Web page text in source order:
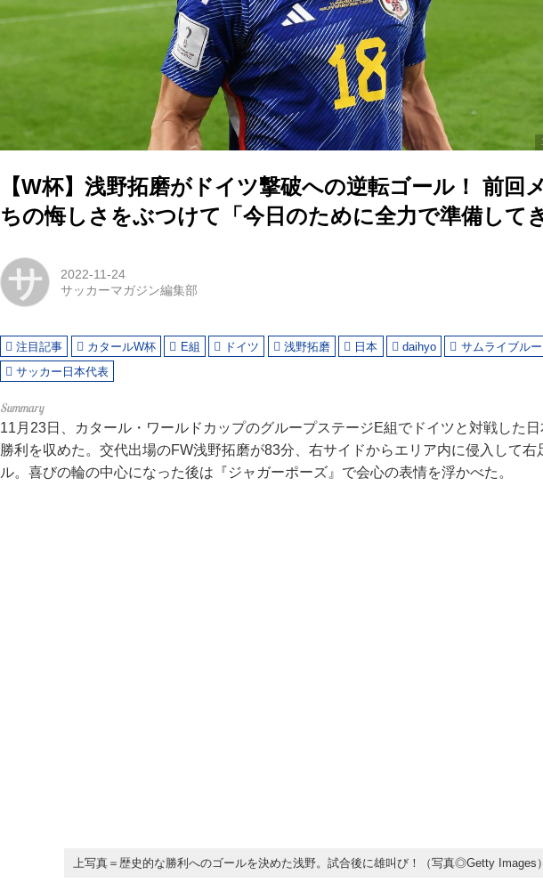
【W杯】浅野拓磨がドイツ撃破への逆転ゴール！ 前回
ちの悔しさをぶつけて「今日のために全力で準備して
サ
2022-11-24
サッカーマガジン編集部
注目記事 カタールW杯 E組 ドイツ 浅野拓磨 日本 daihyo サムライブルー
サッカー日本代表
11月23日、カタール・ワールドカップのグループステージE組でドイツと対戦した
勝利を収めた。交代出場のFW浅野拓磨が83分、右サイドからエリア内に侵入して右
ル。喜びの輪の中心になった後は『ジャガーポーズ』で会心の表情を浮かべた。
上写真＝歴史的な勝利へのゴールを決めた浅野。試合後に雄叫び！（写真◎Getty Images）